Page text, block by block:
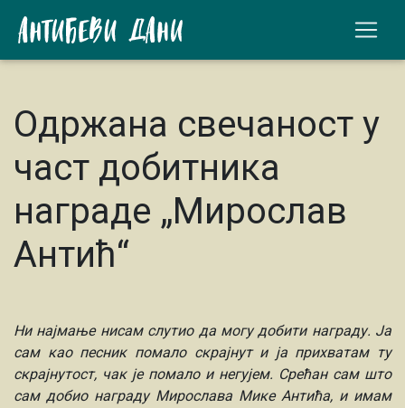
Одржана свечаност у
част добитника
награде „Мирослав
Антић“
Ни најмање нисам слутио да могу добити награду. Ја
сам као песник помало скрајнут и ја прихватам ту
скрајнутост, чак је помало и негујем. Срећан сам што
сам добио награду Мирослава Мике Антића, и имам